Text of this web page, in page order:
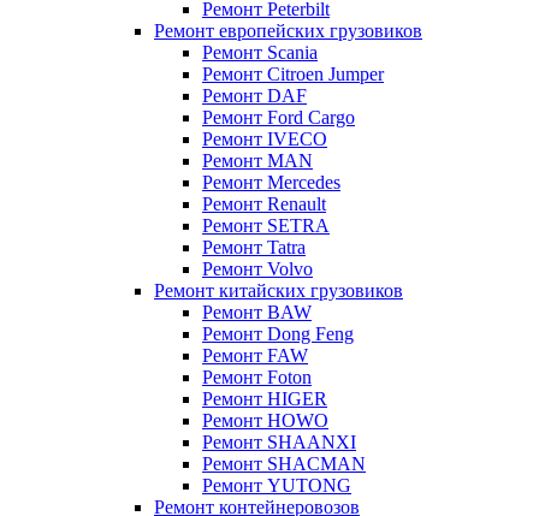
Ремонт Peterbilt
Ремонт европейских грузовиков
Ремонт Scania
Ремонт Citroen Jumper
Ремонт DAF
Ремонт Ford Cargo
Ремонт IVECO
Ремонт MAN
Ремонт Mercedes
Ремонт Renault
Ремонт SETRA
Ремонт Tatra
Ремонт Volvo
Ремонт китайских грузовиков
Ремонт BAW
Ремонт Dong Feng
Ремонт FAW
Ремонт Foton
Ремонт HIGER
Ремонт HOWO
Ремонт SHAANXI
Ремонт SHACMAN
Ремонт YUTONG
Ремонт контейнеровозов